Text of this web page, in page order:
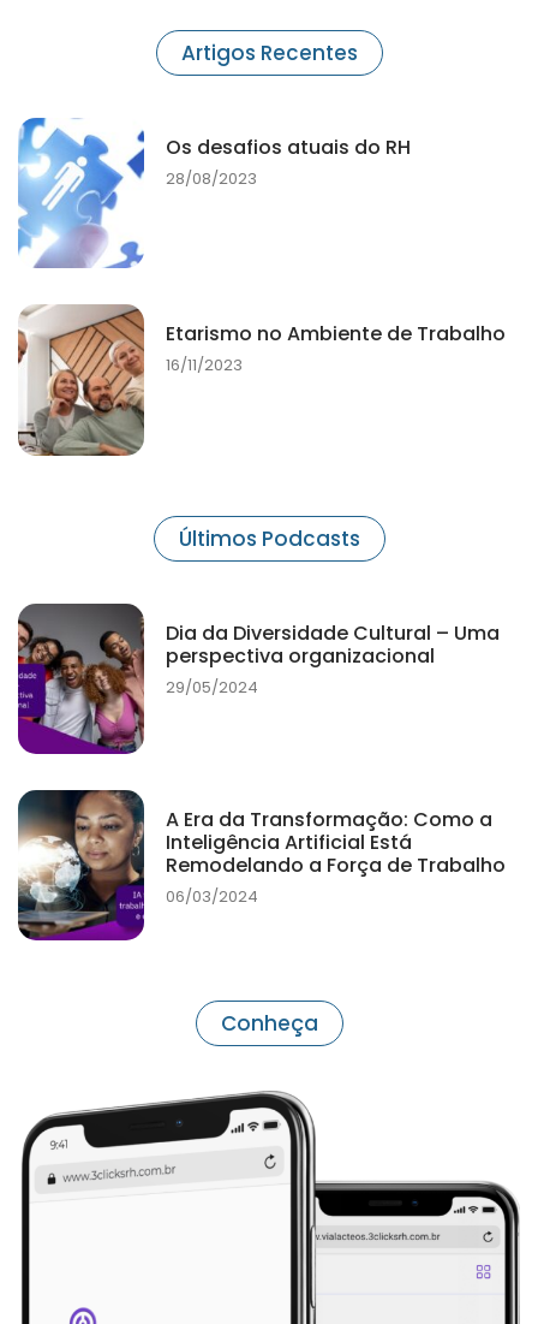
Artigos Recentes
Os desafios atuais do RH
28/08/2023
Etarismo no Ambiente de Trabalho
16/11/2023
Últimos Podcasts
Dia da Diversidade Cultural – Uma
perspectiva organizacional
29/05/2024
A Era da Transformação: Como a
Inteligência Artificial Está
Remodelando a Força de Trabalho
06/03/2024
Conheça